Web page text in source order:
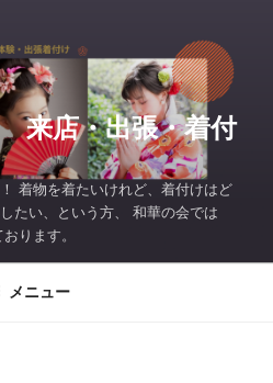
来店・出張・着付
着物を着たいけれど、着付けはど
たい、という方、 和華の会では
ります。
メニュー